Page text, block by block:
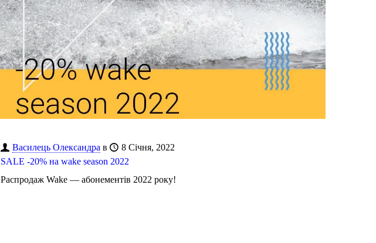
Василець Олександра в
8 Січня, 2022
SALE -20% на wake season 2022
Распродаж Wake — абонементів 2022 року!